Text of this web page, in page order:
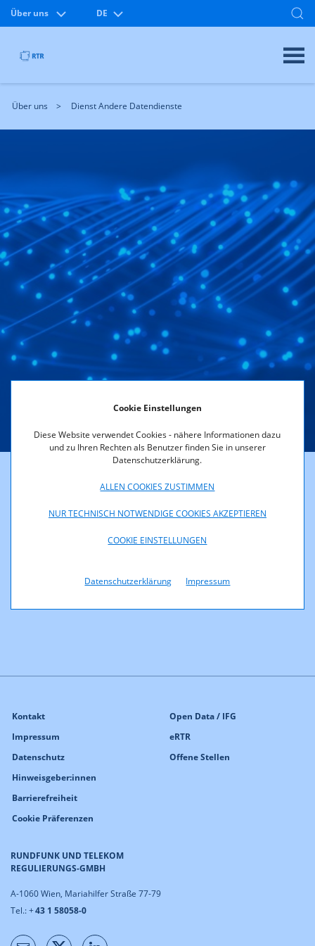
Cookie Einstellungen
Diese Website verwendet Cookies - nähere Informationen dazu
und zu Ihren Rechten als Benutzer finden Sie in unserer
Datenschutzerklärung.
ALLEN COOKIES ZUSTIMMEN
NUR TECHNISCH NOTWENDIGE COOKIES AKZEPTIEREN
COOKIE EINSTELLUNGEN
Datenschutzerklärung Impressum
Über uns DE
Über uns Dienst Andere Datendienste
Dienst Andere Datendienste
Darunter fallen alle Anbieter, die den Datendienst mittels
Kommunikationsnetz realisieren.
Rundfunk und Telekom Regulierungs-GmbH
RUNDFUNK UND TELEKOM
REGULIERUNGS-GMBH
A-1060 Wien, Mariahilfer Straße 77-79
Tel.: +43 1 58058-0
Kontakt
Impressum
Datenschutz
Hinweisgeber:innen
Barrierefreiheit
Cookie Präferenzen
Open Data / IFG
eRTR
Offene Stellen